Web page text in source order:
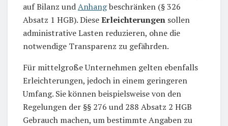
auf Bilanz undAnhangbeschränken (§ 326
Absatz 1 HGB). DieseErleichterungen sollen
administrative Lasten reduzieren, ohne die
notwendige Transparenz zu gefährden.
Für mittelgroße Unternehmen gelten ebenfalls
Erleichterungen, jedoch in einem geringeren
Umfang. Sie können beispielsweise von den
Regelungen der §§ 276 und 288 Absatz 2 HGB
Gebrauch machen, um bestimmte Angaben zu